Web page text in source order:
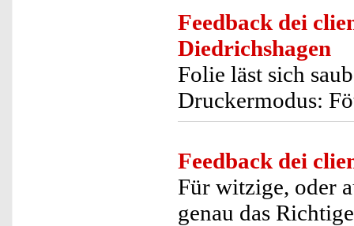
Feedback dei
Diedrichshagen
Folie läst sich
Druckermodus:
Feedback dei
Für witzige, oder
genau das